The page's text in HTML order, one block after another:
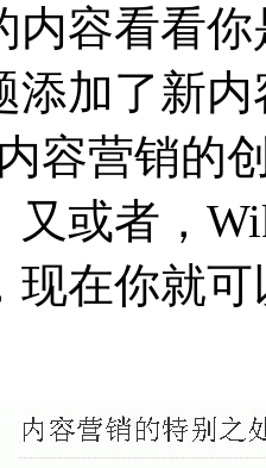
内容看看
添加了新
容营销的
又或者，
现在你就